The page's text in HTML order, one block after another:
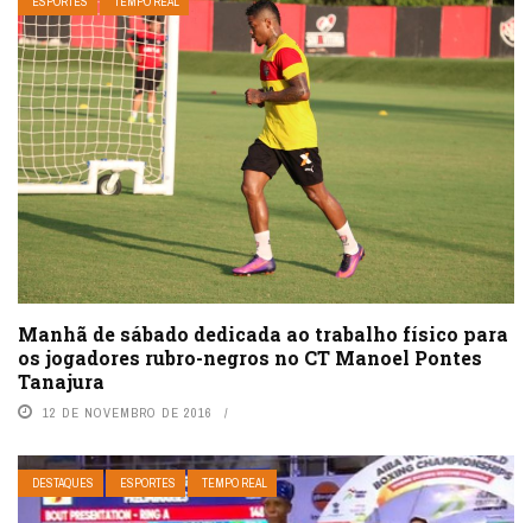
Manhã de sábado dedicada ao trabalho físico para
os jogadores rubro-negros no CT Manoel Pontes
Tanajura
12 DE NOVEMBRO DE 2016
DESTAQUES ESPORTES TEMPO REAL